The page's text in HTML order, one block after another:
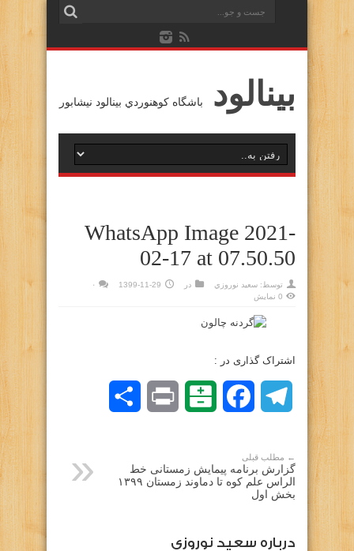
بينالود باشگاه كوهنوردي بينالود نيشابور
WhatsApp Image 2021-
02-17 at 07.50.50
توسط: سعيد نوروزي در 1399-11-29
۰
0 نمایش
اشتراک گذاری در :
Telegram
Facebook
Balatarin
Print
← مطلب قبلی
گزارش برنامه پیمایش زمستانی خط
الراس علم کوه تا دماوند زمستان ۱۳۹۹
بخش اول
درباره سعيد نوروزي